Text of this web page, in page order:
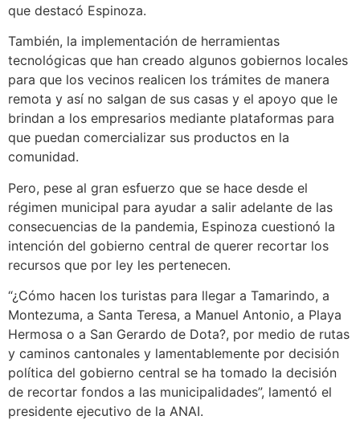
que destacó Espinoza.
También, la implementación de herramientas
tecnológicas que han creado algunos gobiernos locales
para que los vecinos realicen los trámites de manera
remota y así no salgan de sus casas y el apoyo que le
brindan a los empresarios mediante plataformas para
que puedan comercializar sus productos en la
comunidad.
Pero, pese al gran esfuerzo que se hace desde el
régimen municipal para ayudar a salir adelante de las
consecuencias de la pandemia, Espinoza cuestionó la
intención del gobierno central de querer recortar los
recursos que por ley les pertenecen.
“¿Cómo hacen los turistas para llegar a Tamarindo, a
Montezuma, a Santa Teresa, a Manuel Antonio, a Playa
Hermosa o a San Gerardo de Dota?, por medio de rutas
y caminos cantonales y lamentablemente por decisión
política del gobierno central se ha tomado la decisión
de recortar fondos a las municipalidades”, lamentó el
presidente ejecutivo de la ANAI.